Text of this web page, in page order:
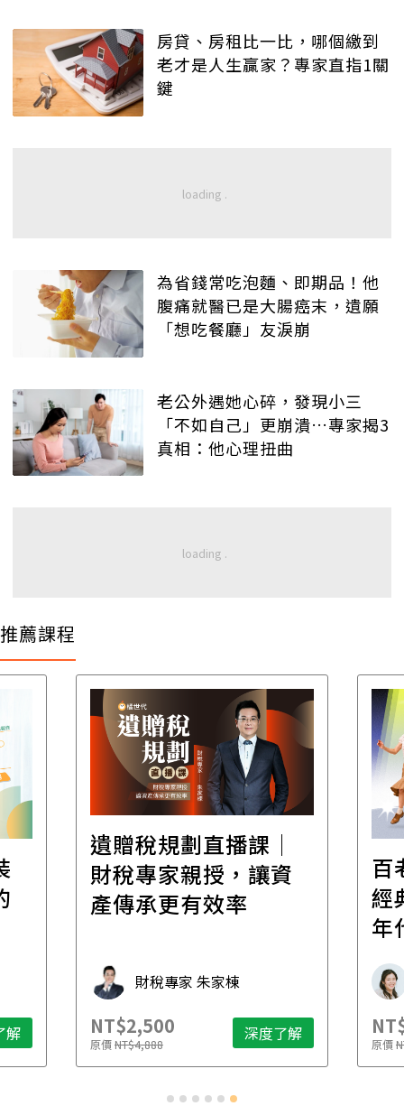
房貸、房租比一比，哪個繳到
老才是人生贏家？專家直指1關
鍵
為省錢常吃泡麵、即期品！他
腹痛就醫已是大腸癌末，遺願
「想吃餐廳」友淚崩
老公外遇她心碎，發現小三
「不如自己」更崩潰…專家揭3
真相：他心理扭曲
推薦課程
解
遺贈稅規劃直播課│
財稅專家親授，讓資
產傳承更有效率
財稅專家 朱家棟
NT$2,500
原價NT$4,888 深度了解
百
經
年
原價